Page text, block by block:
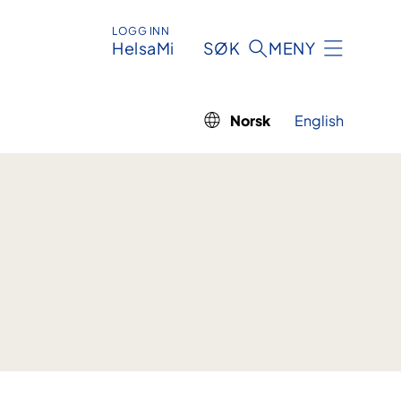
LOGG INN
HelsaMi SØK MENY
Norsk English